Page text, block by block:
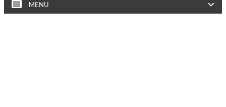
MENU